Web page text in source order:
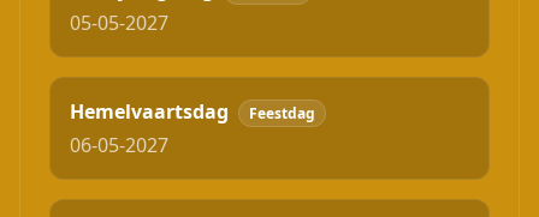
05-05-2027
Hemelvaartsdag Feestdag
06-05-2027